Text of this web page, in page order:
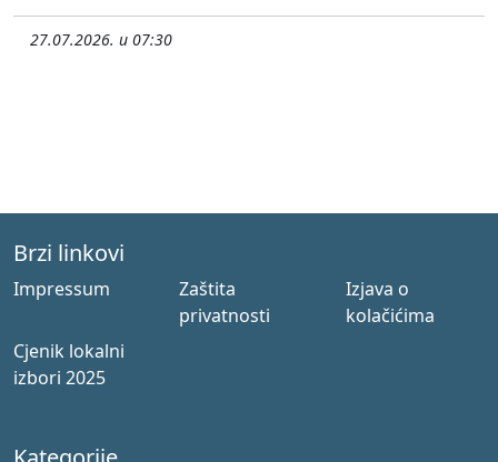
27.07.2026. u 07:30
Brzi linkovi
Impressum
Zaštita
privatnosti
Izjava o
kolačićima
Cjenik lokalni
izbori 2025